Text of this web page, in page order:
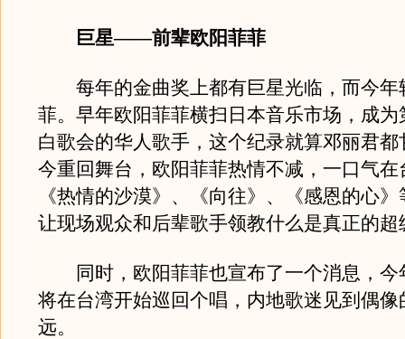
巨星——前辈欧阳菲菲
每年的金曲奖上都有巨星光临，而今年
菲。早年欧阳菲菲横扫日本音乐市场，成为
白歌会的华人歌手，这个纪录就算邓丽君都
今重回舞台，欧阳菲菲热情不减，一口气在
《热情的沙漠》、《向往》、《感恩的心
让现场观众和后辈歌手领教什么是真正的超
同时，欧阳菲菲也宣布了一个消息，今
将在台湾开始巡回个唱，内地歌迷见到偶像
远。